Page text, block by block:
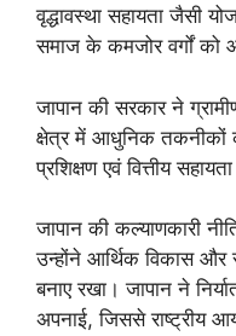
वृद्धावस्था सहायता जैसी
समाज के कमजोर वर्गों को
जापान की सरकार ने
क्षेत्र में आधुनिक तकनीकों
प्रशिक्षण एवं वित्तीय
जापान की कल्याणकारी
उन्होंने आर्थिक विकास
बनाए रखा। जापान ने
अपनाई, जिससे राष्ट्रीय